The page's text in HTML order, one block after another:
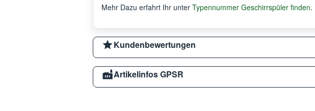
Mehr Dazu erfahrt Ihr unter Typennummer Geschirrspüler finden.
Kundenbewertungen
Artikelinfos GPSR